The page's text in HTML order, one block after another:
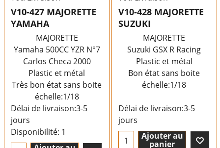
V10-427 MAJORETTE
YAMAHA
MAJORETTE
Yamaha 500CC YZR N°7
Carlos Checa 2000
Plastic et métal
Très bon état sans boite
échelle:1/18
Délai de livraison:3-5
jours
Disponibilité: 1
V10-428 MAJORETTE
SUZUKI
MAJORETTE
Suzuki GSX R Racing
Plastic et métal
Bon état sans boite
échelle:1/18
Délai de livraison:3-5
jours
Ajouter au
panier